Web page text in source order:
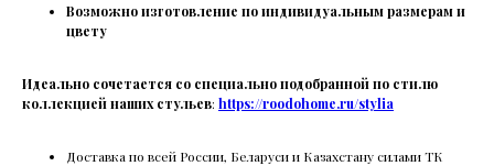
Возможно изготовление по индивидуальным размерам и
цвету
Идеально сочетается со специально подобранной по стилю
коллекцией наших стульев: https://roodohome.ru/stylia
Доставка по всей России, Беларуси и Казахстану силами ТК